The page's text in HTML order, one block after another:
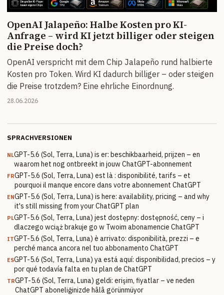
OpenAI Jalapeño: Halbe Kosten pro KI-
Anfrage – wird KI jetzt billiger oder steigen
die Preise doch?
OpenAI verspricht mit dem Chip Jalapeño rund halbierte
Kosten pro Token. Wird KI dadurch billiger – oder steigen
die Preise trotzdem? Eine ehrliche Einordnung.
28.06.2026
SPRACHVERSIONEN
NLGPT-5.6 (Sol, Terra, Luna) is er: beschikbaarheid, prijzen – en
waarom het nog ontbreekt in jouw ChatGPT-abonnement
FRGPT-5.6 (Sol, Terra, Luna) est là : disponibilité, tarifs – et
pourquoi il manque encore dans votre abonnement ChatGPT
ENGPT-5.6 (Sol, Terra, Luna) is here: availability, pricing – and why
it's still missing from your ChatGPT plan
PLGPT-5.6 (Sol, Terra, Luna) jest dostępny: dostępność, ceny – i
dlaczego wciąż brakuje go w Twoim abonamencie ChatGPT
ITGPT-5.6 (Sol, Terra, Luna) è arrivato: disponibilità, prezzi – e
perché manca ancora nel tuo abbonamento ChatGPT
ESGPT-5.6 (Sol, Terra, Luna) ya está aquí: disponibilidad, precios – y
por qué todavía falta en tu plan de ChatGPT
TRGPT-5.6 (Sol, Terra, Luna) geldi: erişim, fiyatlar – ve neden
ChatGPT aboneliğinizde hâlâ görünmüyor